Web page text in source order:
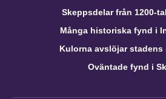
Skeppsdelar från 1200-
Många historiska fynd i
Kulorna avslöjar stadens
Oväntade fynd i